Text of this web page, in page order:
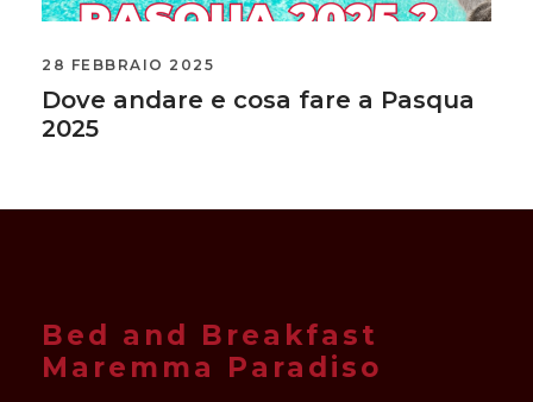
28 FEBBRAIO 2025
Dove andare e cosa fare a Pasqua
2025
Bed and Breakfast
Maremma Paradiso